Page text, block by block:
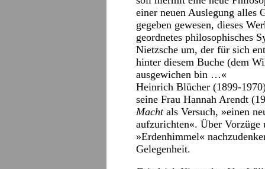
einer neuen Auslegung alles
gegeben gewesen, dieses
geordnetes philosophisches
Nietzsche um, der für sich
hinter diesem Buche (dem
ausgewichen bin …«
Heinrich Blücher (1899-
seine Frau Hannah Arendt
Macht als Versuch, »einen
aufzurichten«. Über Vorzüge
»Erdenhimmel«
Gelegenheit.